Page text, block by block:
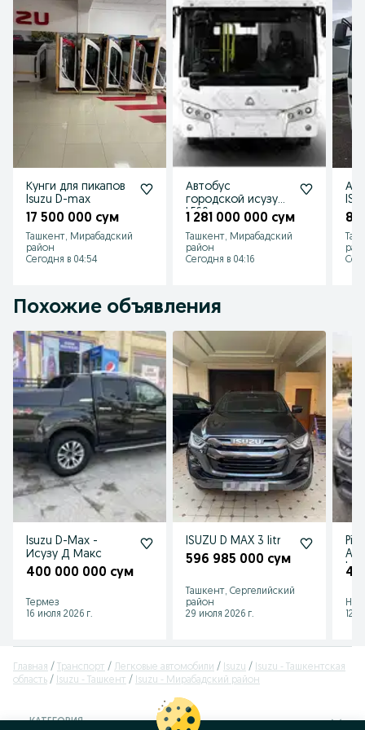
Форма оплаты любая.
Звоните!
Доставка договора и авто в любую точку Узбекистана.
Кунги для пикапов
Isuzu D-max
17 500 000 сум
Ташкент, Мирабадский
район
Сегодня в 04:54
Автобус
городской исузу
LE60 с
1 281 000 000 сум
Ташкент, Мирабадский
район
Сегодня в 04:16
Похожие объявления
Isuzu D-Max -
Исузу Д Макс
400 000 000 сум
Термез
16 июля 2026 г.
ISUZU D MAX 3 litr
596 985 000 сум
Ташкент, Сергелийский
район
29 июля 2026 г.
12
Главная Транспорт Легковые автомобили Isuzu
Isuzu - Ташкентская
область
Isuzu - Ташкент Isuzu - Мирабадский район
КАТЕГОРИЯ